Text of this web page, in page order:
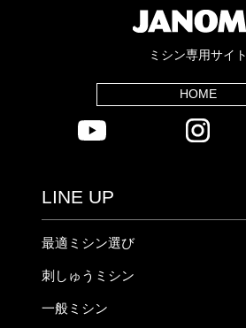
ミシン専用サイト
HOME
LINE UP
最適ミシン選び
刺しゅうミシン
一般ミシン